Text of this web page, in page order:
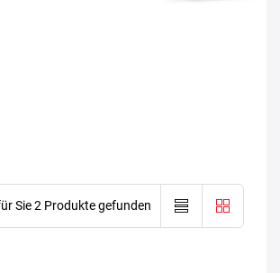
Sie 2 Produkte gefunden